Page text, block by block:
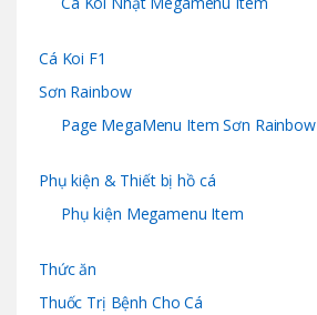
Cá Koi F1
Sơn Rainbow
Page MegaMenu Item Sơn Rainbow
Phụ kiện & Thiết bị hồ cá
Phụ kiện Megamenu Item
Thức ăn
Thuốc Trị Bệnh Cho Cá